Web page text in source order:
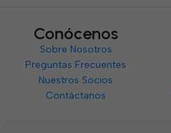
Conócenos
Sobre Nosotros
Preguntas Frecuentes
Nuestros Socios
Contáctanos